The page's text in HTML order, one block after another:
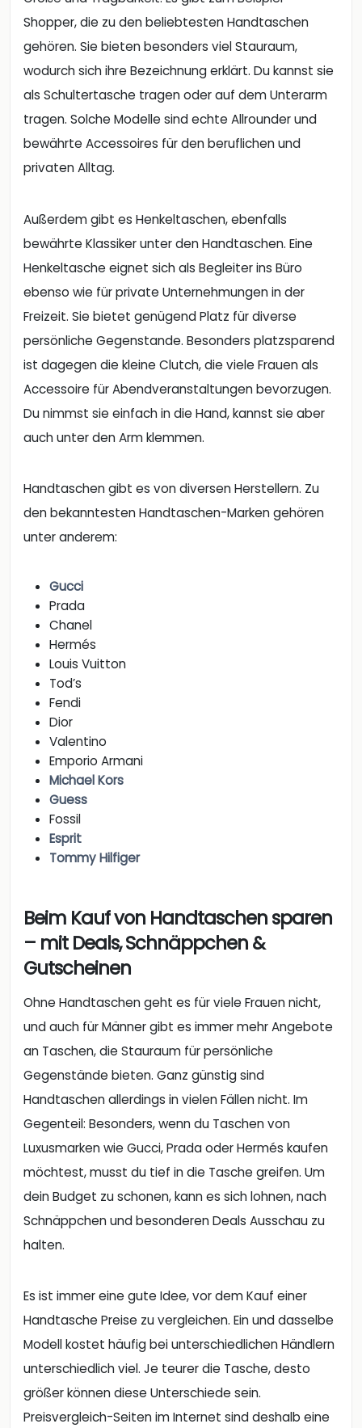
Shopper, die zu den beliebtesten Handtaschen
gehören. Sie bieten besonders viel Stauraum,
wodurch sich ihre Bezeichnung erklärt. Du kannst sie
als Schultertasche tragen oder auf dem Unterarm
tragen. Solche Modelle sind echte Allrounder und
bewährte Accessoires für den beruflichen und
privaten Alltag.
Außerdem gibt es Henkeltaschen, ebenfalls
bewährte Klassiker unter den Handtaschen. Eine
Henkeltasche eignet sich als Begleiter ins Büro
ebenso wie für private Unternehmungen in der
Freizeit. Sie bietet genügend Platz für diverse
persönliche Gegenstande. Besonders platzsparend
ist dagegen die kleine Clutch, die viele Frauen als
Accessoire für Abendveranstaltungen bevorzugen.
Du nimmst sie einfach in die Hand, kannst sie aber
auch unter den Arm klemmen.
Handtaschen gibt es von diversen Herstellern. Zu
den bekanntesten Handtaschen-Marken gehören
unter anderem:
Gucci
Prada
Chanel
Hermés
Louis Vuitton
Tod’s
Fendi
Dior
Valentino
Emporio Armani
Michael Kors
Guess
Fossil
Esprit
Tommy Hilfiger
Beim Kauf von Handtaschen sparen
– mit Deals, Schnäppchen &
Gutscheinen
Ohne Handtaschen geht es für viele Frauen nicht,
und auch für Männer gibt es immer mehr Angebote
an Taschen, die Stauraum für persönliche
Gegenstände bieten. Ganz günstig sind
Handtaschen allerdings in vielen Fällen nicht. Im
Gegenteil: Besonders, wenn du Taschen von
Luxusmarken wie Gucci, Prada oder Hermés kaufen
möchtest, musst du tief in die Tasche greifen. Um
dein Budget zu schonen, kann es sich lohnen, nach
Schnäppchen und besonderen Deals Ausschau zu
halten.
Es ist immer eine gute Idee, vor dem Kauf einer
Handtasche Preise zu vergleichen. Ein und dasselbe
Modell kostet häufig bei unterschiedlichen Händlern
unterschiedlich viel. Je teurer die Tasche, desto
größer können diese Unterschiede sein.
Preisvergleich-Seiten im Internet sind deshalb eine